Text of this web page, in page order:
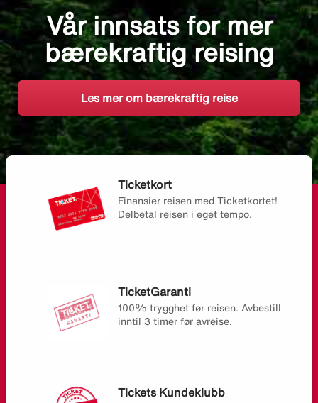
Vår innsats for mer
bærekraftig reising
Les mer om bærekraftig reise
Ticketkort
Finansier reisen med Ticketkortet!
Delbetal reisen i eget tempo.
TicketGaranti
100% trygghet før reisen. Avbestill
inntil 3 timer før avreise.
Tickets Kundeklubb